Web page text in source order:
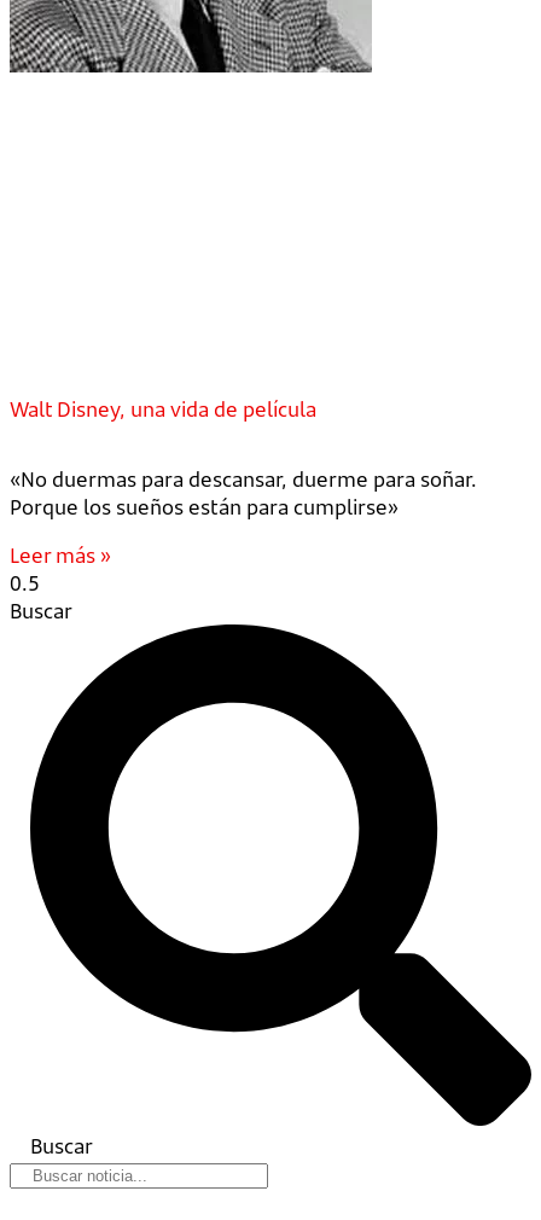
Walt Disney, una vida de película
«No duermas para descansar, duerme para soñar.
Porque los sueños están para cumplirse»
Leer más »
Buscar
Buscar